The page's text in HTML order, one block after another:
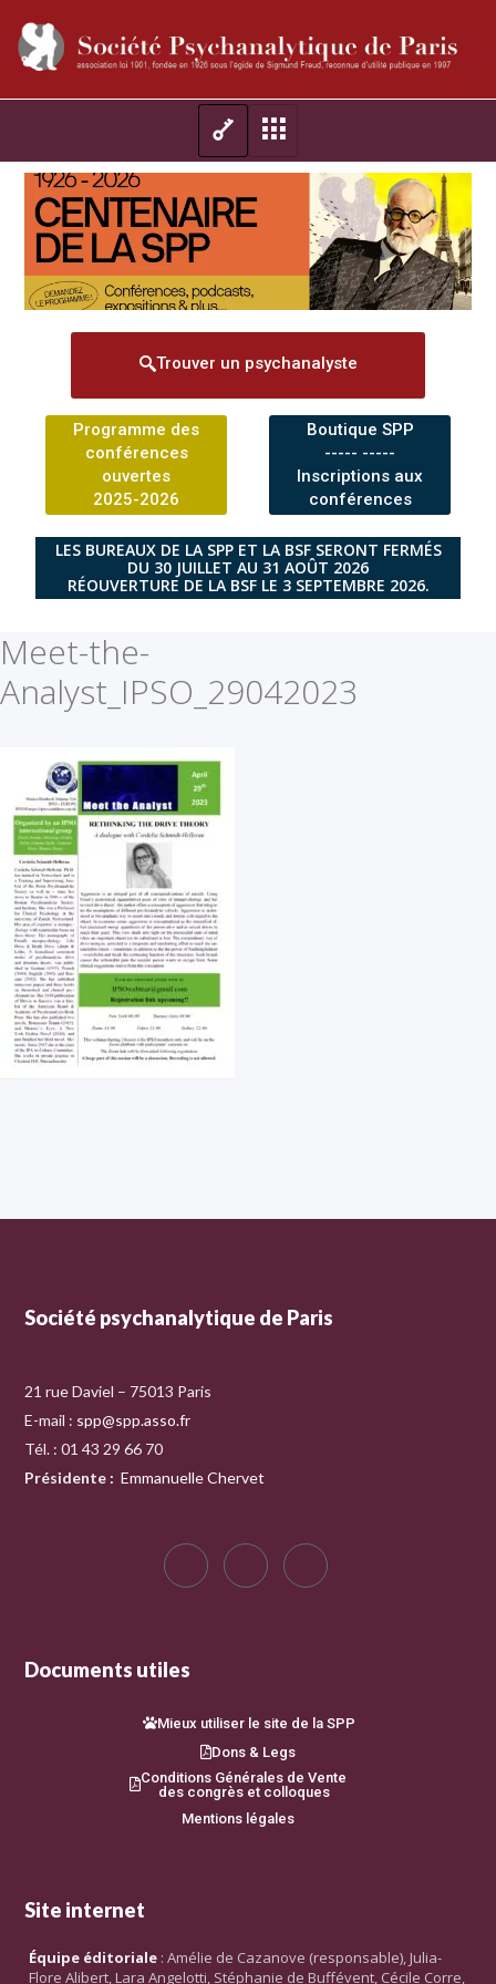
Trouver un psychanalyste
Programme des
conférences
ouvertes
2025-2026
Boutique SPP
----- -----
Inscriptions aux
conférences
LES BUREAUX DE LA SPP ET LA BSF SERONT FERMÉS
DU 30 JUILLET AU 31 AOÛT 2026
RÉOUVERTURE DE LA BSF LE 3 SEPTEMBRE 2026.
Meet-the-
Analyst_IPSO_29042023
Société psychanalytique de Paris
21 rue Daviel – 75013 Paris
E-mail : spp@spp.asso.fr
Tél. : 01 43 29 66 70
Présidente : Emmanuelle Chervet
Documents utiles
Mieux utiliser le site de la SPP
Dons & Legs
Conditions Générales de Vente
des congrès et colloques
Mentions légales
Site internet
Équipe éditoriale : Amélie de Cazanove (responsable), Julia-
Flore Alibert, Lara Angelotti, Stéphanie de Buffévent, Cécile Corre,